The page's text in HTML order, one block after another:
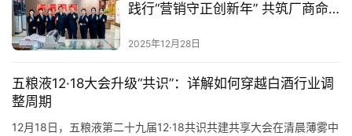
践行“营销守正创新年” 共筑厂商命
2025年12月28日
五粮液12·18大会升级“共识”：详解如何穿越白酒行业调
整周期
12月18日，五粮液第二十九届12·18共识共建共享大会在清晨薄雾中